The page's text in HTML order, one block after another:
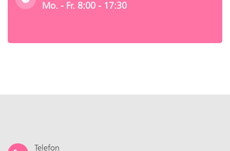
Mo. - Fr. 8:00 - 17:30
Telefon